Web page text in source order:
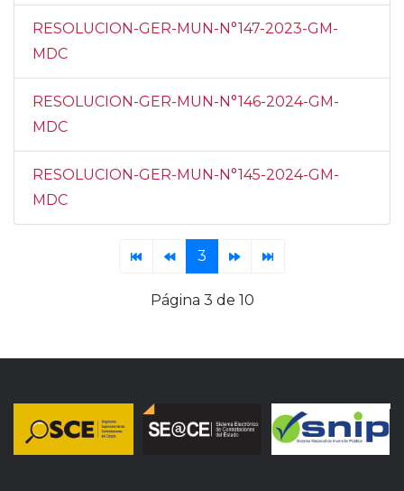
RESOLUCION-GER-MUN-N°147-2023-GM-
MDC
RESOLUCION-GER-MUN-N°146-2024-GM-
MDC
RESOLUCION-GER-MUN-N°145-2024-GM-
MDC
3
Página 3 de 10